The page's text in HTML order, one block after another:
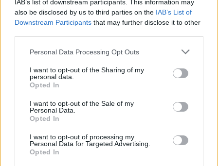
IAB’s list of downstream participants. This information may
also be disclosed by us to third parties on the IAB’s List of
Downstream Participants that may further disclose it to other
Please note that this website/app uses one or more Google
not limited to your visit or usage behaviour. You may click to
grant or deny consent to Google and its third-party tags to
use your data for below specified purposes in below Google
consent section.
Personal Data Processing Opt Outs
I want to opt-out of the Sharing of my
personal data.
Opted In
I want to opt-out of the Sale of my
Personal Data.
Opted In
I want to opt-out of processing my
Personal Data for Targeted Advertising.
Opted In
A magyar új regény
2026. május 28.
JTom
A hatvanas évek végén két túlkoros
elsőregényes író robbant be a magyar
irodalomba. Mindketten életük főművét írták
meg elsőre. Kardos G. György után most a
szót. A látogató ...